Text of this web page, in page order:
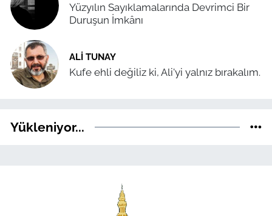
Yüzyılın Sayıklamalarında Devrimci Bir
Duruşun İmkânı
ALI TUNAY
Kufe ehli değiliz ki, Ali'yi yalnız bırakalım.
Yükleniyor...